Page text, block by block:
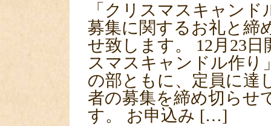
「クリスマスキャン
募集に関するお礼と締
せ致します。 12月23
スマスキャンドル作り
の部ともに、定員に達
者の募集を締め切らせ
す。 お申込み […]